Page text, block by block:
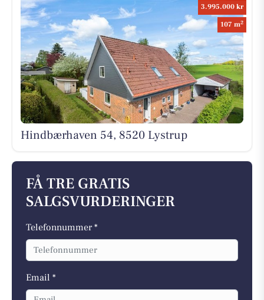
3.995.000 kr
107 m2
Hindbærhaven 54, 8520 Lystrup
FÅ TRE GRATIS
SALGSVURDERINGER
Telefonnummer *
Email *